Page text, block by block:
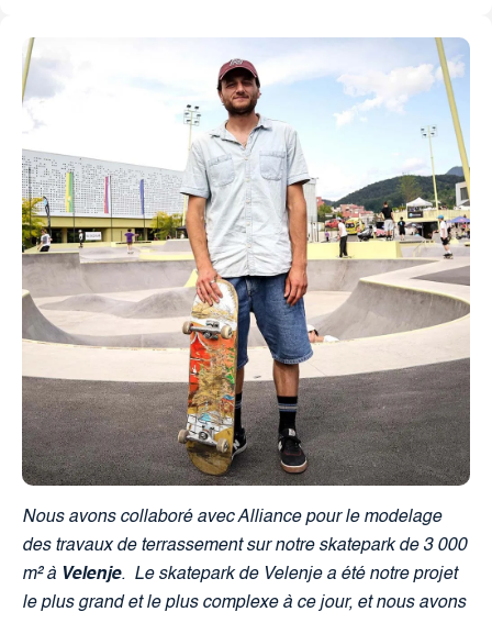
Nous avons collaboré avec Alliance pour le modelage
des travaux de terrassement sur notre skatepark de 3 000
m² à Velenje. Le skatepark de Velenje a été notre projet
le plus grand et le plus complexe à ce jour, et nous avons